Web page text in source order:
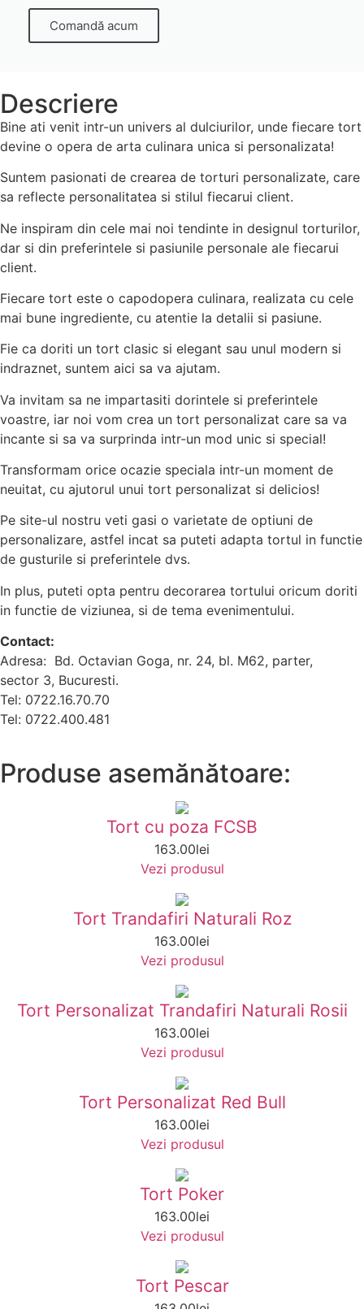
Comandă acum
Descriere
Bine ati venit intr-un univers al dulciurilor, unde fiecare tort
devine o opera de arta culinara unica si personalizata!
Suntem pasionati de crearea de torturi personalizate, care
sa reflecte personalitatea si stilul fiecarui client.
Ne inspiram din cele mai noi tendinte in designul torturilor,
dar si din preferintele si pasiunile personale ale fiecarui
client.
Fiecare tort este o capodopera culinara, realizata cu cele
mai bune ingrediente, cu atentie la detalii si pasiune.
Fie ca doriti un tort clasic si elegant sau unul modern si
indraznet, suntem aici sa va ajutam.
Va invitam sa ne impartasiti dorintele si preferintele
voastre, iar noi vom crea un tort personalizat care sa va
incante si sa va surprinda intr-un mod unic si special!
Transformam orice ocazie speciala intr-un moment de
neuitat, cu ajutorul unui tort personalizat si delicios!
Pe site-ul nostru veti gasi o varietate de optiuni de
personalizare, astfel incat sa puteti adapta tortul in functie
de gusturile si preferintele dvs.
In plus, puteti opta pentru decorarea tortului oricum doriti
in functie de viziunea, si de tema evenimentului.
Contact:
Adresa: Bd. Octavian Goga, nr. 24, bl. M62, parter,
sector 3, Bucuresti.
Tel: 0722.16.70.70
Tel: 0722.400.481
Produse asemănătoare:
Tort cu poza FCSB
163.00lei
Vezi produsul
Tort Trandafiri Naturali Roz
163.00lei
Vezi produsul
Tort Personalizat Trandafiri Naturali Rosii
163.00lei
Vezi produsul
Tort Personalizat Red Bull
163.00lei
Vezi produsul
Tort Poker
163.00lei
Vezi produsul
Tort Pescar